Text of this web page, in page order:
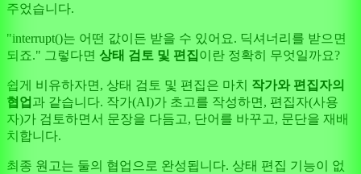
주었습니다.
"interrupt()는 어떤 값이든 받을 수 있어요. 딕셔너리를 받으면
되죠." 그렇다면 상태 검토 및 편집 이란 정확히 무엇일까요?
쉽게 비유하자면, 상태 검토 및 편집은 마치 작가와 편집자의
협업 과 같습니다. 작가(AI)가 초고를 작성하면, 편집자(사용
자)가 검토하면서 문장을 다듬고, 단어를 바꾸고, 문단을 재배
치합니다.
최종 원고는 둘의 협업으로 완성됩니다. 상태 편집 기능이 없